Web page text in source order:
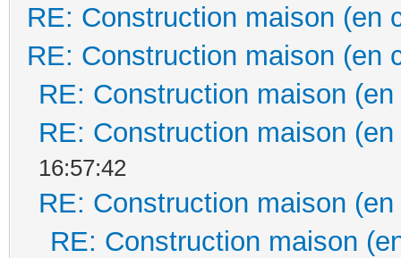
RE: Construction maison (en
RE: Construction maison (en
RE: Construction maison
RE: Construction maison
16:57:42
RE: Construction maison
RE: Construction maison